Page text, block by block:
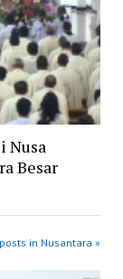
Nusa
Besar
in Nusantara »